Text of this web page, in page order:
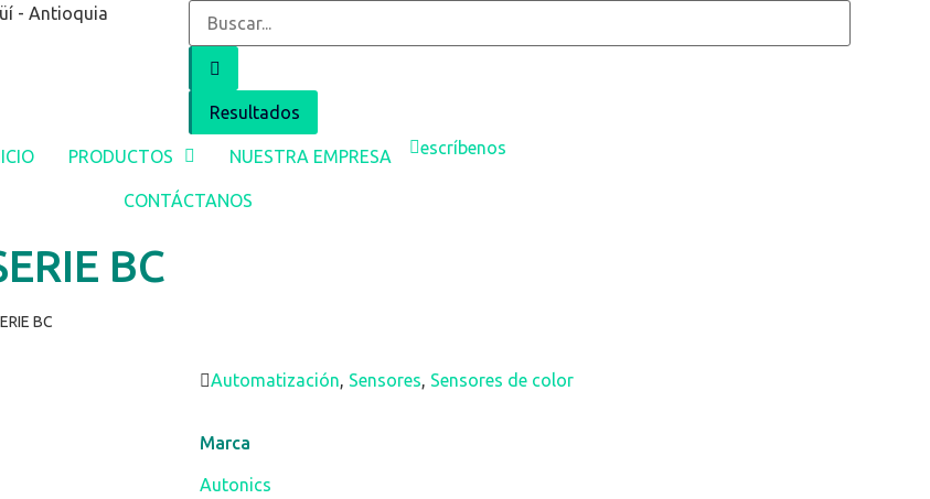
- Antioquia
Resultados
PRODUCTOS NUESTRA EMPRESA
CONTÁCTANOS
escríbenos
BC
BC
Automatización, Sensores, Sensores de color
Marca
Autonics